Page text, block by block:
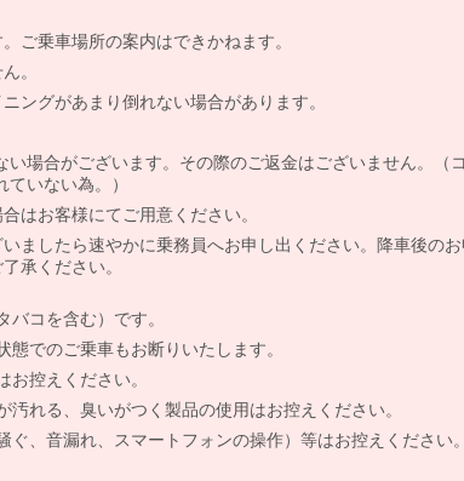
ご乗車場所の案内はできかねます。
。
ングがあまり倒れない場合があります。
場合がございます。その際のご返金はございません。（
いない為。）
はお客様にてご用意ください。
ましたら速やかに乗務員へお申し出ください。降車後の
承ください。
コを含む）です。
でのご乗車もお断りいたします。
控えください。
れる、臭いがつく製品の使用はお控えください。
ぐ、音漏れ、スマートフォンの操作）等はお控えください